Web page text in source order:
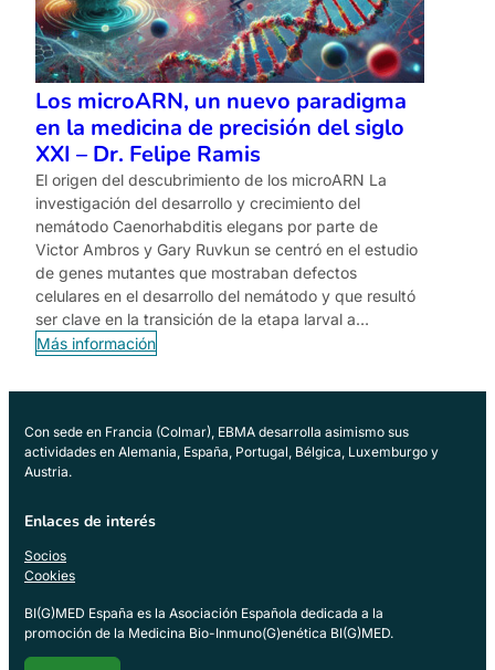
Los microARN, un nuevo paradigma
en la medicina de precisión del siglo
XXI – Dr. Felipe Ramis
El origen del descubrimiento de los microARN La
investigación del desarrollo y crecimiento del
nemátodo Caenorhabditis elegans por parte de
Victor Ambros y Gary Ruvkun se centró en el estudio
de genes mutantes que mostraban defectos
celulares en el desarrollo del nemátodo y que resultó
ser clave en la transición de la etapa larval a…
Más información
Con sede en Francia (Colmar), EBMA desarrolla asimismo sus
actividades en Alemania, España, Portugal, Bélgica, Luxemburgo y
Austria.
Enlaces de interés
Socios
Cookies
BI(G)MED España es la Asociación Española dedicada a la
promoción de la Medicina Bio-Inmuno(G)enética BI(G)MED.